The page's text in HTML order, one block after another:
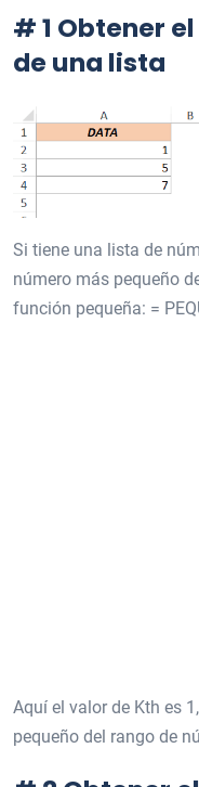
# 1 Obtener
de una lista
Si tiene una lista de
número más pequeño
función pequeña: =
Aquí el valor de Kth es
pequeño del rango de